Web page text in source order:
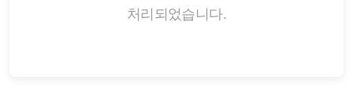
처리되었습니다.